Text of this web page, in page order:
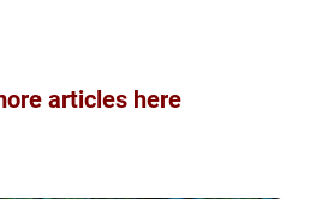
articles here